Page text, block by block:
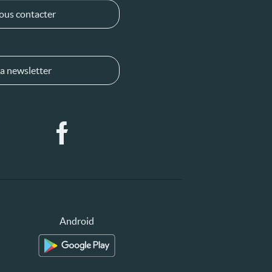
contacter
newsletter
Android